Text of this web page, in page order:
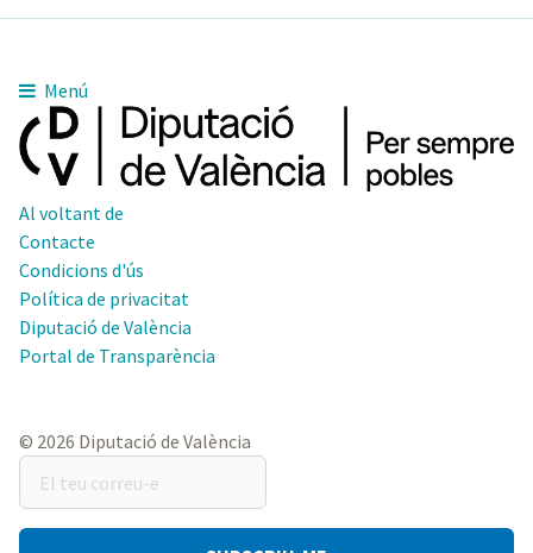
Menú
Al voltant de
Contacte
Condicions d'ús
Política de privacitat
Diputació de València
Portal de Transparència
© 2026 Diputació de València
teu
correu-